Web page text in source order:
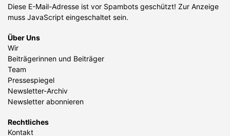
Diese E-Mail-Adresse ist vor Spambots geschützt! Zur Anzeige
muss JavaScript eingeschaltet sein.
Über Uns
Wir
Beiträgerinnen und Beiträger
Team
Pressespiegel
Newsletter-Archiv
Newsletter abonnieren
Rechtliches
Kontakt